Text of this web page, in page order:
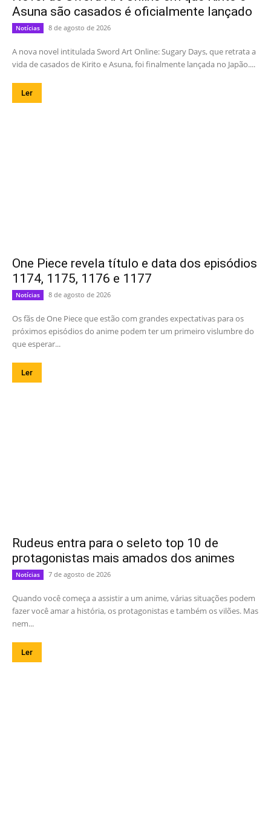
Asuna são casados é oficialmente lançado
Notícias 8 de agosto de 2026
A nova novel intitulada Sword Art Online: Sugary Days, que retrata a
vida de casados de Kirito e Asuna, foi finalmente lançada no Japão....
Ler
One Piece revela título e data dos episódios
1174, 1175, 1176 e 1177
Notícias 8 de agosto de 2026
Os fãs de One Piece que estão com grandes expectativas para os
próximos episódios do anime podem ter um primeiro vislumbre do
que esperar...
Ler
Rudeus entra para o seleto top 10 de
protagonistas mais amados dos animes
Notícias 7 de agosto de 2026
Quando você começa a assistir a um anime, várias situações podem
fazer você amar a história, os protagonistas e também os vilões. Mas
nem...
Ler